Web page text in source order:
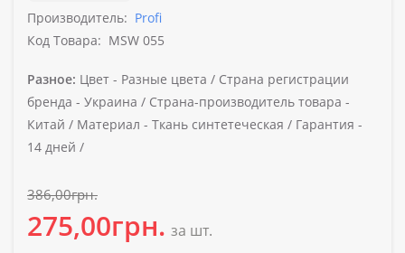
Производитель: Profi
Код Товара: MSW 055
Разное: Цвет - Разные цвета / Страна регистрации
бренда - Украина / Страна-производитель товара -
Китай / Материал - Ткань синтетеческая / Гарантия -
14 дней /
386,00грн.
275,00грн. за шт.